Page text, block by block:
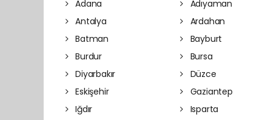
Adana Adıyaman
Antalya
Ardahan
Batman
Bayburt
Burdur
Bursa
Diyarbakır
Düzce
Eskişehir
Gaziantep
Iğdır
Isparta